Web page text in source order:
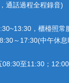
通話過程全程錄音)
，櫃檯照
～17:30(中午休
至11:30；